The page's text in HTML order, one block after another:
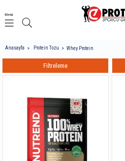
Menü
Anasayfa Protein Tozu Whey Protein
Filtreleme